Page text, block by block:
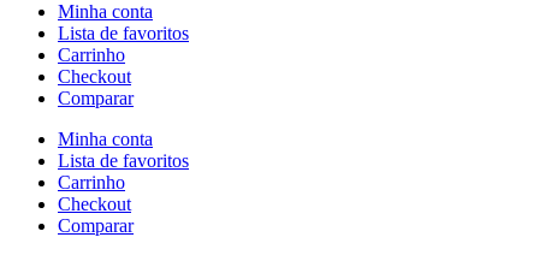
Minha conta
Lista de favoritos
Carrinho
Checkout
Comparar
Minha conta
Lista de favoritos
Carrinho
Checkout
Comparar